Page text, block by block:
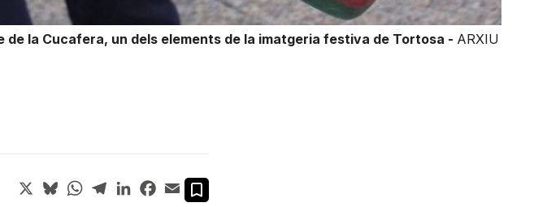
de la Cucafera, un dels elements de la imatgeria festiva de Tortosa - ARXIU
X BlueskyWhatsApp
TelegramLinkedInFacebook
Email